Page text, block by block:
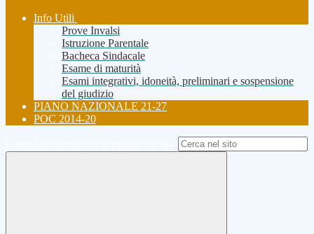
Info Utili
Prove Invalsi
Istruzione Parentale
Bacheca Sindacale
Esame di maturità
Esami integrativi, idoneità, preliminari e sospensione
del giudizio
PIANO NAZIONALE 21-27
POC 2014-20